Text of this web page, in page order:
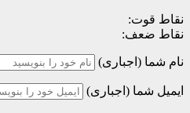
نقاط قوت:
نقاط ضعف:
نام شما (اجباری)
ایمیل شما (اجباری)